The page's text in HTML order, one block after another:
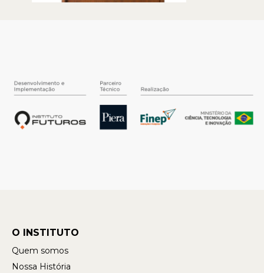
O INSTITUTO
Quem somos
Nossa História